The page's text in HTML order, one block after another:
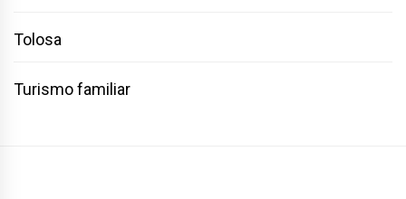
Tolosa
Turismo familiar